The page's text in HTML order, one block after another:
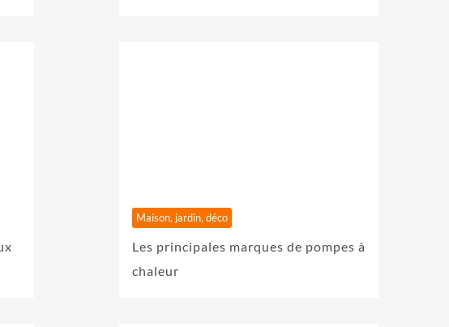
Maison, jardin, déco
Les principales marques de pompes à
chaleur